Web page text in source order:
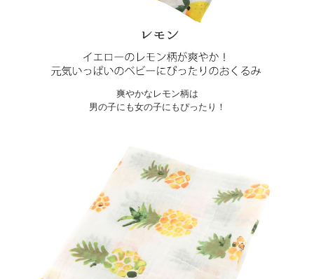
爽やかなレモン柄は
男の子にも女の子にもぴったり！